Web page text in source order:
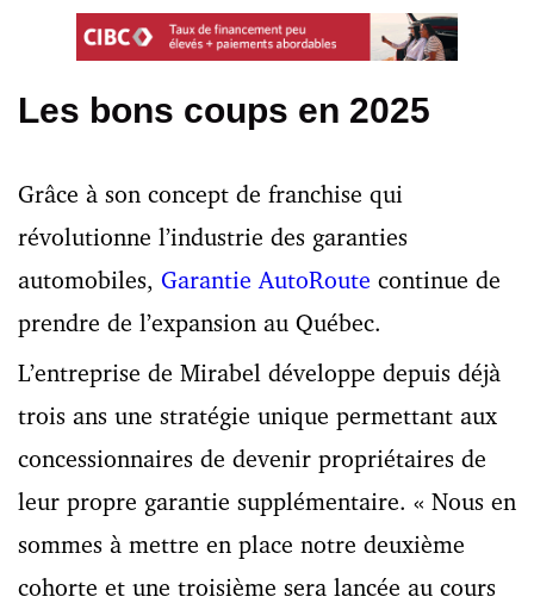
Les bons coups en 2025
Grâce à son concept de franchise qui
révolutionne l’industrie des garanties
automobiles, Garantie AutoRoute continue de
prendre de l’expansion au Québec.
L’entreprise de Mirabel développe depuis déjà
trois ans une stratégie unique permettant aux
concessionnaires de devenir propriétaires de
leur propre garantie supplémentaire. « Nous en
sommes à mettre en place notre deuxième
cohorte et une troisième sera lancée au cours